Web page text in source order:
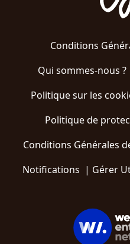
Conditions
Qui sommes-nous ?
Politique sur les
Politique de
Conditions Générales
Notifications | Gérer